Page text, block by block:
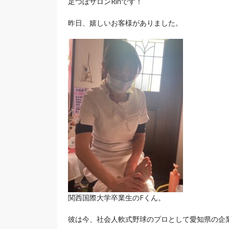
昨日、嬉しいお客様がありました。
関西国際大学卒業生のFくん。
彼は今、社会人軟式野球のプロとして愛知県の